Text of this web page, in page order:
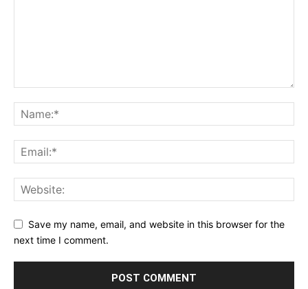
Save my name, email, and website in this browser for the
next time I comment.